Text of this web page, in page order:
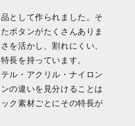
として作られました。そ
ボタンがたくさんありま
を活かし、割れにくい、
長を持っています。
ル・アクリル・ナイロン
の違いを見分けることは
ク素材ごとにその特長が